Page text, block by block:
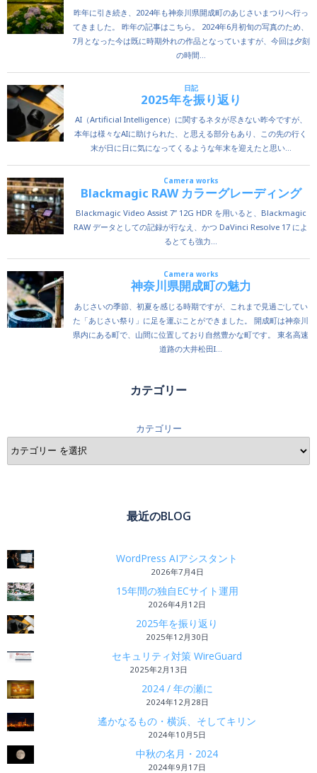
カテゴリー
カテゴリー
最近のBLOG
WordPress AIアシスタント
2026年7月4日
15年間の独自ECサイト運用
2026年4月12日
2025年を振り返り
2025年12月30日
セキュリティ対策 WireGuard
2025年2月13日
2024 / 年の瀬に
2024年12月28日
遙かなるもの・横浜、そしてキリン
2024年10月5日
中秋の名月・2024
2024年9月17日